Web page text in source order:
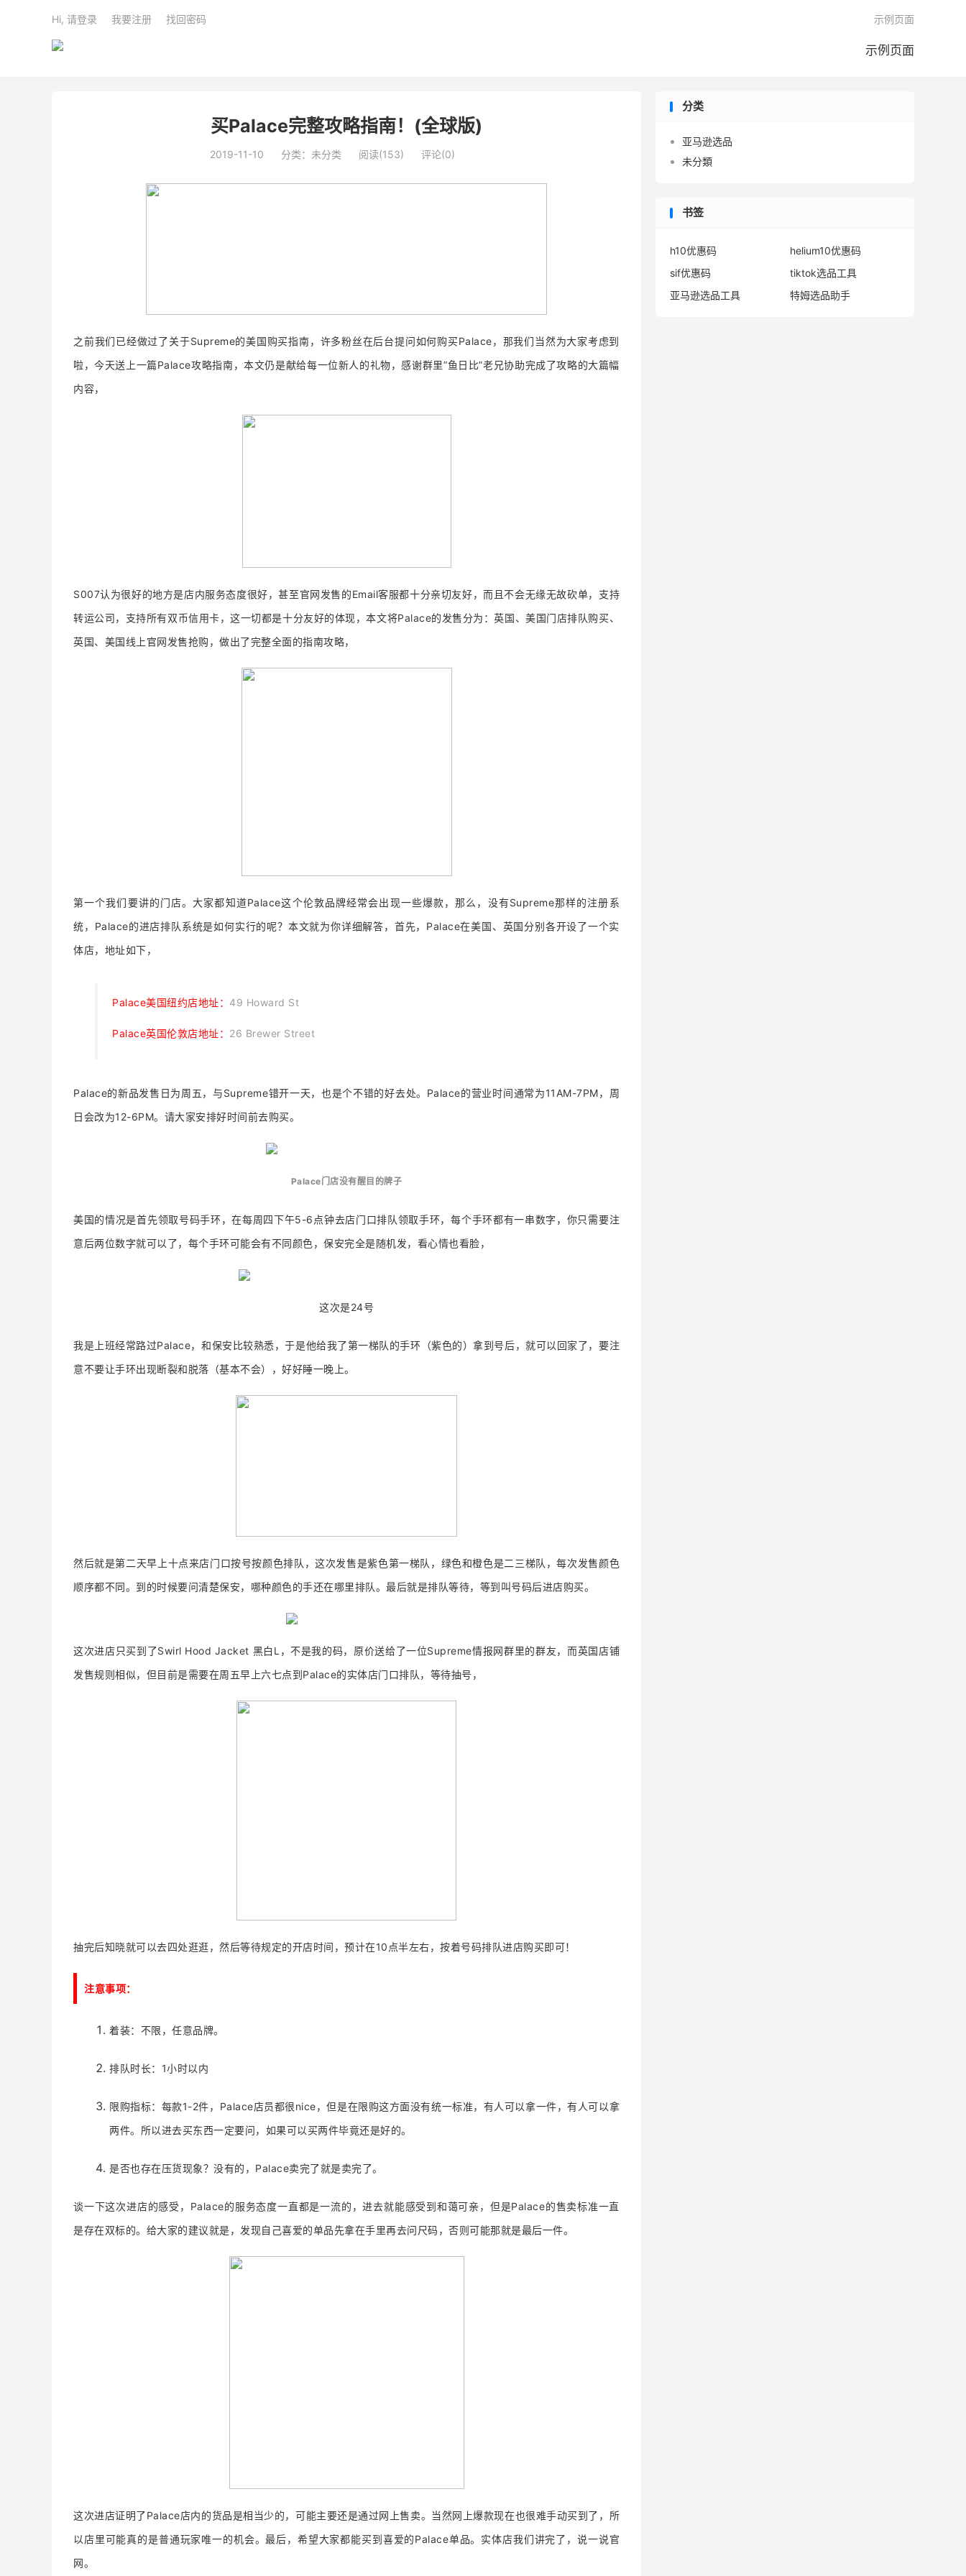
示例页面
示例页面
Hi, 请登录 我要注册 找回密码
买Palace完整攻略指南！(全球版)
2019-11-10 分类：未分类 阅读(153) 评论(0)
之前我们已经做过了关于Supreme的美国购买指南，许多粉丝在后台提问如何购买Palace，那我们当然为大家考虑到
啦，今天送上一篇Palace攻略指南，本文仍是献给每一位新人的礼物，感谢群里”鱼日比”老兄协助完成了攻略的大篇幅
内容，
S007认为很好的地方是店内服务态度很好，甚至官网发售的Email客服都十分亲切友好，而且不会无缘无故砍单，支持
转运公司，支持所有双币信用卡，这一切都是十分友好的体现，本文将Palace的发售分为：英国、美国门店排队购买、
英国、美国线上官网发售抢购，做出了完整全面的指南攻略，
第一个我们要讲的门店。大家都知道Palace这个伦敦品牌经常会出现一些爆款，那么，没有Supreme那样的注册系
统，Palace的进店排队系统是如何实行的呢？本文就为你详细解答，首先，Palace在美国、英国分别各开设了一个实
体店，地址如下，
Palace美国纽约店地址： 49 Howard St
Palace英国伦敦店地址： 26 Brewer Street
Palace的新品发售日为周五，与Supreme错开一天， 也是个不错的好去处。Palace的营业时间通常为11AM-7PM，周
日会改为12-6PM。请大家安排好时间前去购买。
Palace门店没有醒目的牌子
美国的情况是首先领取号码手环，在每周四下午5-6点钟去店门口排队领取手环，每个手环都有一串数字，你只需要注
意后两位数字就可以了， 每个手环可能会有不同颜色，保安完全是随机发，看心情也看脸，
这次是24号
我是上班经常路过Palace，和保安比较熟悉，于是他给我了第一梯队的手环（紫色的）拿到号后，就可以回家了，要注
意不要让手环出现断裂和脱落（基本不会），好好睡一晚上。
然后就是第二天早上十点来店门口按号按颜色排队，这次发售是紫色第一梯队，绿色和橙色是二三梯队，每次发售颜色
顺序都不同。到的时候要问清楚保安，哪种颜色的手还在哪里排队。最后就是排队等待，等到叫号码后进店购买。
这次进店只买到了Swirl Hood Jacket 黑白L，不是我的码，原价送给了一位Supreme情报网群里的群友，而英国店铺
发售规则相似，但目前是需要在周五早上六七点到Palace的实体店门口排队，等待抽号，
抽完后知晓就可以去四处逛逛，然后等待规定的开店时间，预计在10点半左右，按着号码排队进店购买即可！
注意事项：
着装：不限，任意品牌。
排队时长：1小时以内
限购指标：每款1-2件，Palace店员都很nice，但是在限购这方面没有统一标准，有人可以拿一件，有人可以拿
两件。所以进去买东西一定要问，如果可以买两件毕竟还是好的。
是否也存在压货现象？没有的，Palace卖完了就是卖完了。
谈一下这次进店的感受，Palace的服务态度一直都是一流的，进去就能感受到和蔼可亲，但是Palace的售卖标准一直
是存在双标的。给大家的建议就是，发现自己喜爱的单品先拿在手里再去问尺码，否则可能那就是最后一件。
这次进店证明了Palace店内的货品是相当少的，可能主要还是通过网上售卖。当然网上爆款现在也很难手动买到了，所
以店里可能真的是普通玩家唯一的机会。最后，希望大家都能买到喜爱的Palace单品。实体店我们讲完了，说一说官
网。
分类
亚马逊选品
未分類
书签
h10优惠码
helium10优惠码
sif优惠码
tiktok选品工具
亚马逊选品工具
特姆选品助手